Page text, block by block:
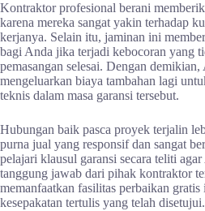
Kontraktor profesional berani
karena mereka sangat yakin terhadap
kerjanya. Selain itu, jaminan ini
bagi Anda jika terjadi kebocoran yang
pemasangan selesai. Dengan
mengeluarkan biaya tambahan lagi
teknis dalam masa garansi tersebut.
Hubungan baik pasca proyek terjalin
purna jual yang responsif dan sangat
pelajari klausul garansi secara teliti
tanggung jawab dari pihak kontraktor
memanfaatkan fasilitas perbaikan
kesepakatan tertulis yang telah disetujui.